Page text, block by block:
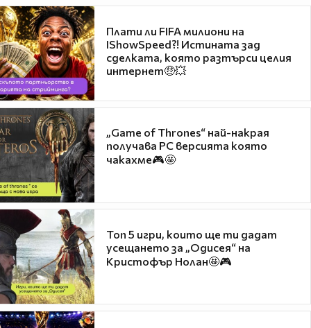
Плати ли FIFA милиони на
IShowSpeed?! Истината зад
сделката, която разтърси целия
интернет🤑💥
„Game of Thrones“ най-накрая
получава PC версията която
чакахме🎮🤩
Топ 5 игри, които ще ти дадат
усещането за „Одисея“ на
Кристофър Нолан🤩🎮